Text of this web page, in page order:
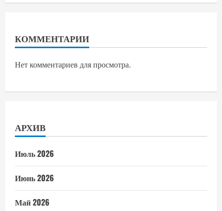
КОММЕНТАРИИ
Нет комментариев для просмотра.
АРХИВ
Июль 2026
Июнь 2026
Май 2026